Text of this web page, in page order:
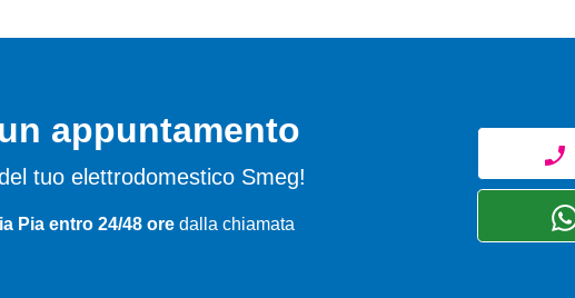
appuntamento
tuo elettrodomestico Smeg!
Pia entro 24/48 oredalla chiamata